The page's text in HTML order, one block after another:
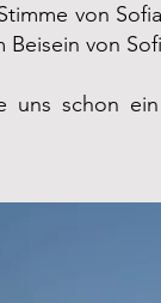
von
von
uns schon